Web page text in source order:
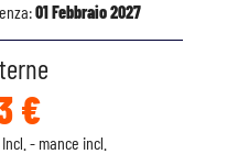
01 Febbraio 2027
€
- mance incl.